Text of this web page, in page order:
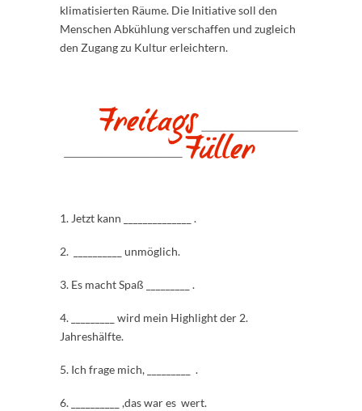
klimatisierten Räume. Die Initiative soll den
Menschen Abkühlung verschaffen und zugleich
den Zugang zu Kultur erleichtern.
1. Jetzt kann ______________ .
2. __________ unmöglich.
3. Es macht Spaß _________ .
4. _________ wird mein Highlight der 2.
Jahreshälfte.
5. Ich frage mich, _________ .
6. __________ ,das war es wert.